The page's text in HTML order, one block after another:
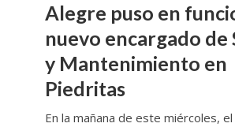
Alegre puso en
nuevo encargado de
y Mantenimiento en
Piedritas
En la mañana de este miércoles,